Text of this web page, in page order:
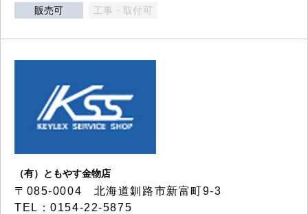
販売可 工事・取付可
（有）ともやす金物店
〒085-0004 北海道釧路市新富町9-3
TEL：0154-22-5875